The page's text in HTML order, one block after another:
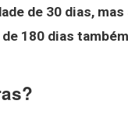
de 30 dias,
180 dias também